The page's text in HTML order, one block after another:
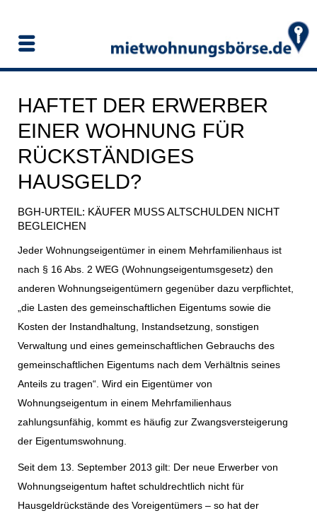
HAFTET DER ERWERBER
EINER WOHNUNG FÜR
RÜCKSTÄNDIGES
HAUSGELD?
BGH-URTEIL: KÄUFER MUSS ALTSCHULDEN NICHT
BEGLEICHEN
Jeder Wohnungseigentümer in einem Mehrfamilienhaus ist
nach § 16 Abs. 2 WEG (Wohnungseigentumsgesetz) den
anderen Wohnungseigentümern gegenüber dazu verpflichtet,
„die Lasten des gemeinschaftlichen Eigentums sowie die
Kosten der Instandhaltung, Instandsetzung, sonstigen
Verwaltung und eines gemeinschaftlichen Gebrauchs des
gemeinschaftlichen Eigentums nach dem Verhältnis seines
Anteils zu tragen“. Wird ein Eigentümer von
Wohnungseigentum in einem Mehrfamilienhaus
zahlungsunfähig, kommt es häufig zur Zwangsversteigerung
der Eigentumswohnung.
Seit dem 13. September 2013 gilt: Der neue Erwerber von
Wohnungseigentum haftet schuldrechtlich nicht für
Hausgeldrückstände des Voreigentümers – so hat der